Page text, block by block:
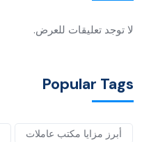
لا توجد تعليقات للعرض.
Popular Tags
أبرز مزايا مكتب عاملات